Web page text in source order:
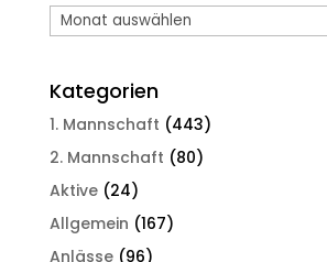
Newsarchiv
Kategorien
1. Mannschaft (443)
2. Mannschaft (80)
Aktive(24)
Allgemein (167)
Anlässe(96)